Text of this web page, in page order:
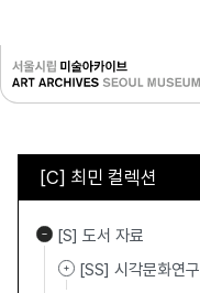
[C] 최민 컬렉션
[S] 도서 자료
[SS] 시각문화연구